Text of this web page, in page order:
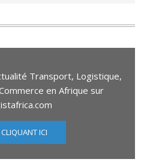
Transport, Logistique,
en Afrique sur
ICI